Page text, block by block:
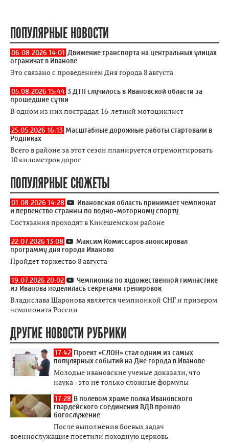
ПОПУЛЯРНЫЕ НОВОСТИ
06.08.2026 14:01 Движение транспорта на центральных улицах
ограничат в Иванове
Это связано с проведением Дня города 8 августа
05.08.2026 15:44 3 ДТП случилось в Ивановской области за
прошедшие сутки
В одном из них пострадал 16-летний мотоциклист
25.05.2026 16:13 Масштабные дорожные работы стартовали в
Родниках
Всего в районе за этот сезон планируется отремонтировать
10 километров дорог
ПОПУЛЯРНЫЕ СЮЖЕТЫ
01.08.2026 14:28
Ивановская область принимает чемпионат
и первенство странны по водно-моторному спорту
Состязания проходят в Кинешемском районе
22.07.2026 13:08
Максим Комиссаров анонсировал
программу дня города Иваново
Пройдет торжество 8 августа
19.07.2026 20:02
Чемпионка по художественной гимнастике
из Иванова поделилась секретами тренировок
Владислава Шаронова является чемпионкой СНГ и призером
чемпионата России
ДРУГИЕ НОВОСТИ РУБРИКИ
17:42 Проект «СЛОН» стал одним из самых
популярных событий на Дне города в Иванове
Молодые ивановские ученые доказали, что
наука - это не только сложные формулы
17:28 В полевом храме полка Ивановского
гвардейского соединения ВДВ прошло
богослужение
После выполнения боевых задач
военнослужащие посетили походную церковь